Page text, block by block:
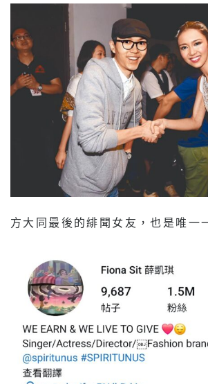
方大同最後的緋聞女友，也是唯一